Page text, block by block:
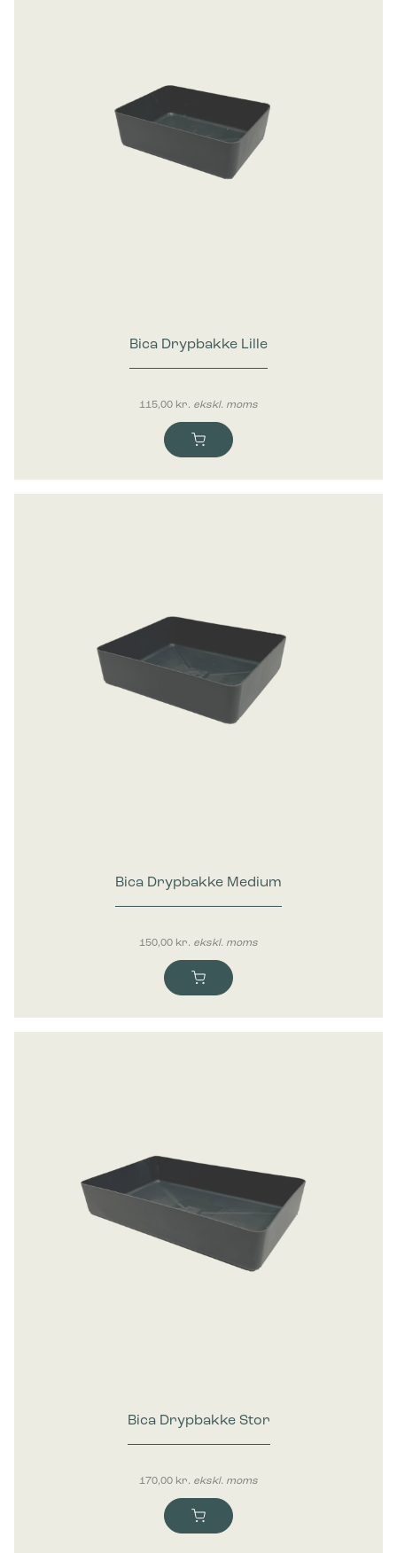
Bica Drypbakke Lille
115,00 kr. ekskl. moms
Bica Drypbakke Medium
150,00 kr. ekskl. moms
Bica Drypbakke Stor
170,00 kr. ekskl. moms